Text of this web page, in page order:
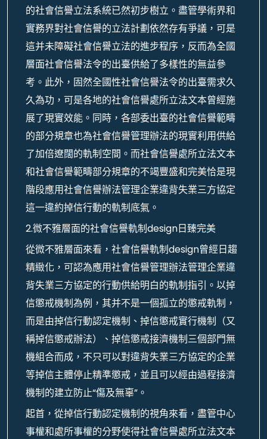
的社會信譽立法系統已然初步樹立。盡管學術界和
實務界對社會信譽的立法計劃依然存有爭議，可是
這并未障礙社會信譽立法的進步程序，反而為全國
層面社會信譽法令的出臺供給了多樣性的無益參
考。此外，固然全國性社會信譽法令的出臺需求久
久為功，可是各地的社會信譽處所立法文本曾經施
展了現實效能。同時，各部委出臺的社會信譽範疇
的部分規章也為社會信譽管理辦法的現實利用供給
了加倍遼闊的軌制空間。而社會信譽處所立法文本
和社會信譽範疇部分規章的不竭豐盛和完美恰是現
階段應用社會信譽辦法管理企業違背失業三方協定
這一違約掉信行動的軌制底氣。
2.微不雅層面的社會信譽軌制design日臻完美
從微不雅層面來看，社會信譽軌制design曾經日趨
精緻化，可認為應用社會信譽管理辦法管理企業違
背失業三方協定的行動供給明白的軌制指引。以掉
信懲戒機制為例，其并不是一個孤立的懲戒軌制，
而是由掉信行動認定機制、掉信懲戒實行機制（又
稱掉信懲戒辦法）、掉信懲戒接濟機制三個部門無
機組合而成，不只可以對違背失業三方協定的企業
等掉信主體停止精準懲戒，並且可以經由過程接濟
機制的建立防止“傷及無辜”。
起首，從掉信行動認定機制的視角來看，盡管中心
事權和處所事權的分野使得社會信譽處所立法文本